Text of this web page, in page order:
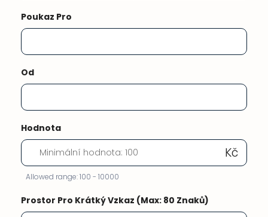
Poukaz Pro
Od
Hodnota
Kč
Allowed range: 100 - 10000
Prostor Pro Krátký Vzkaz (Max: 80 Znaků)